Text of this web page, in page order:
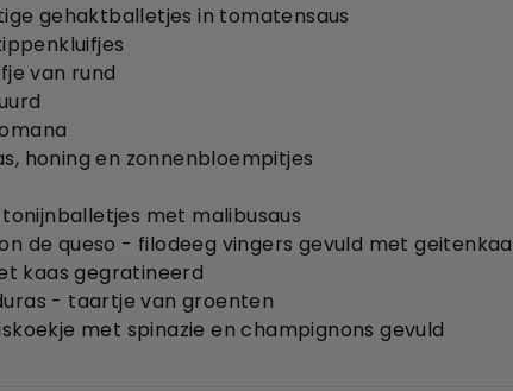
gehaktballetjes in tomatensaus
van rund
honing en zonnenbloempitjes
met malibusaus
de queso - filodeeg vingers gevuld met
kaas gegratineerd
- taartje van groenten
met spinazie en champignons gevuld